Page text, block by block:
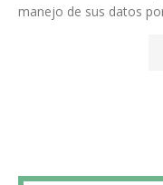
manejo de sus datos